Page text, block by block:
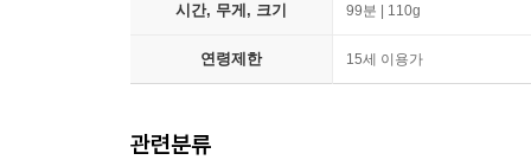
시간, 무게, 크기 99분 | 110g
연령제한 15세 이용가
관련분류